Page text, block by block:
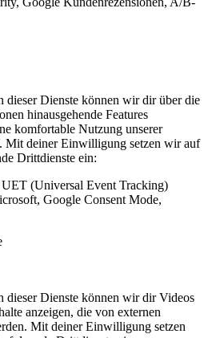
dieser Dienste können wir dir über die
hinausgehende Features
komfortable Nutzung unserer
Mit deiner Einwilligung setzen wir auf
Drittdienste ein:
(Universal Event Tracking)
Google Consent Mode,
dieser Dienste können wir dir Videos
anzeigen, die von externen
Mit deiner Einwilligung setzen